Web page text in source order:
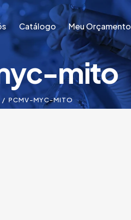
Catálogo Meu Orçamento
Catálogo Meu Orçamento
mito
PCMV-MYC-MITO